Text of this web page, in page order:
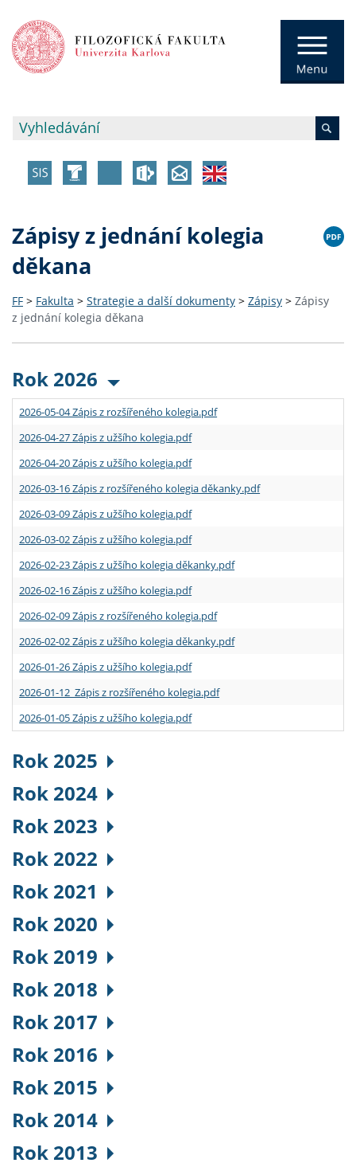
Zápisy z jednání kolegia
děkana
FF > Fakulta > Strategie a další dokumenty > Zápisy > Zápisy
z jednání kolegia děkana
Rok 2026
2026-05-04 Zápis z rozšířeného kolegia.pdf
2026-04-27 Zápis z užšího kolegia.pdf
2026-04-20 Zápis z užšího kolegia.pdf
2026-03-16 Zápis z rozšířeného kolegia děkanky.pdf
2026-03-09 Zápis z užšího kolegia.pdf
2026-03-02 Zápis z užšího kolegia.pdf
2026-02-23 Zápis z užšího kolegia děkanky.pdf
2026-02-16 Zápis z užšího kolegia.pdf
2026-02-09 Zápis z rozšířeného kolegia.pdf
2026-02-02 Zápis z užšího kolegia děkanky.pdf
2026-01-26 Zápis z užšího kolegia.pdf
2026-01-12 Zápis z rozšířeného kolegia.pdf
2026-01-05 Zápis z užšího kolegia.pdf
Rok 2025
Rok 2024
Rok 2023
Rok 2022
Rok 2021
Rok 2020
Rok 2019
Rok 2018
Rok 2017
Rok 2016
Rok 2015
Rok 2014
Rok 2013